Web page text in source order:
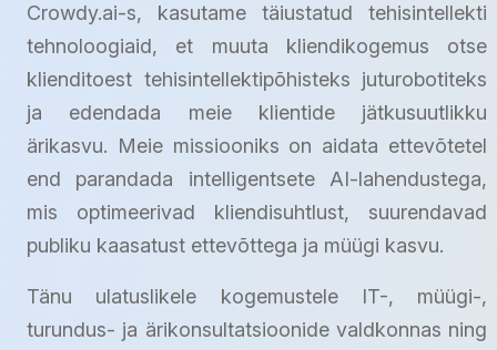
Crowdy.ai-s, kasutame täiustatud tehisintellekti
tehnoloogiaid, et muuta kliendikogemus otse
klienditoest tehisintellektipõhisteks juturobotiteks
ja edendada meie klientide jätkusuutlikku
ärikasvu. Meie missiooniks on aidata ettevõtetel
end parandada intelligentsete AI-lahendustega,
mis optimeerivad kliendisuhtlust, suurendavad
publiku kaasatust ettevõttega ja müügi kasvu.
Tänu ulatuslikele kogemustele IT-, müügi-,
turundus- ja ärikonsultatsioonide valdkonnas ning